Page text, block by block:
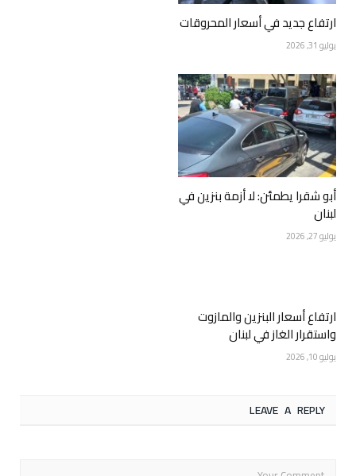
ارتفاع جديد في أسعار المحروقات
يوليو 31, 2026
أبو شقرا يطمئن: لا أزمة بنزين في
لبنان
يوليو 27, 2026
ارتفاع أسعار البنزين والمازوت
واستقرار الغاز في لبنان
يوليو 10, 2026
LEAVE A REPLY